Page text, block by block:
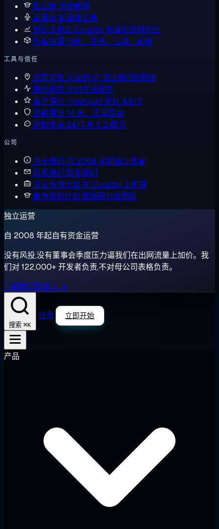
知识库 分步教程
新闻室 新闻与公告
对比主机商 Cloudzy 与其他选择对比
所有资源指南、文档、工具、新闻
工具与信任
观看镜像 从你的 IP 测试我们的网络
服务状态 实时在线状态
客户评价 Trustpilot 评分 4.6/5
退款保证 14 天，无需理由
获取支持 24/7 真人工程师
公司
关于我们 自 2008 年起独立运营
联系我们 联系我们
企业合作计划 在 Cloudzy 上扩展
教育机构计划 面向研究与团队
独立运营
自 2008 年起自有资金运营
没有风投,没有董事会季度压力逼我们在出网流量上加价。我
们对 122,000+ 开发者负责,不对母公司表格负责。
了解我们的故事 →
搜索 ⌘K
登录 立即开始
产品